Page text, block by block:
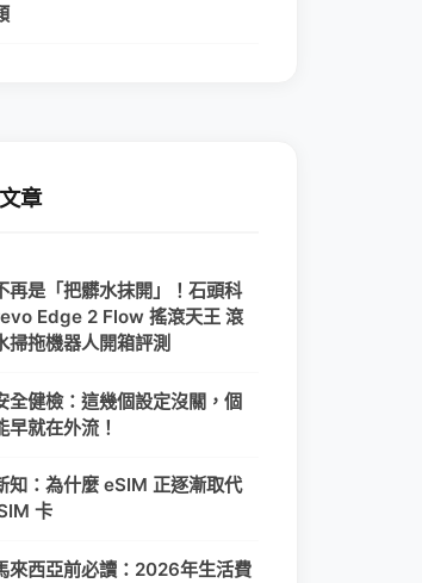
章
再是「把髒水抹開」！石頭科
Edge 2 Flow 搖滾天王 滾
掃拖機器人開箱評測
全健檢：這幾個設定沒關，個
早就在外流！
知：為什麼 eSIM 正逐漸取代
卡
來西亞前必讀：2026年生活費